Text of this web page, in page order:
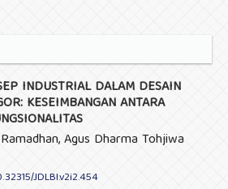
INDUSTRIAL DALAM DESAIN
KESEIMBANGAN ANTARA
Agus Dharma Tohjiwa
JDLBI.v2i2.454